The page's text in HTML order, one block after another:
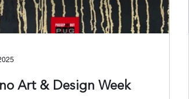
Art & Design Week